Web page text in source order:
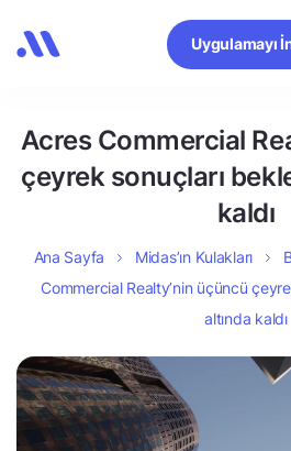
Uygulamayı
Acres Commercial
çeyrek sonuçları
kaldı
Ana Sayfa Midas’ın Kulakları
Commercial Realty’nin üçüncü
altında kaldı